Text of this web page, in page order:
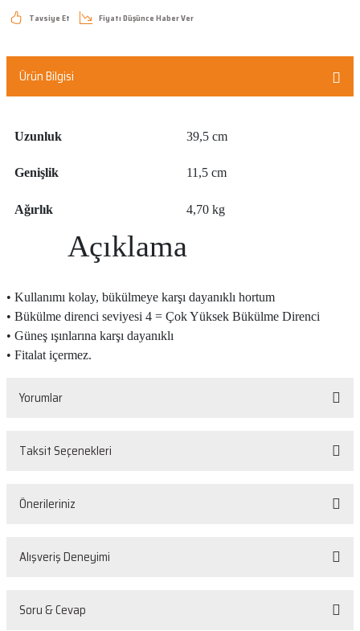
Tavsiye Et
Fiyatı Düşünce Haber Ver
Ürün Bilgisi
Uzunluk 39,5 cm
Genişlik 11,5 cm
Ağırlık 4,70 kg
Açıklama
• Kullanımı kolay, bükülmeye karşı dayanıklı hortum
• Bükülme direnci seviyesi 4 = Çok Yüksek Bükülme Direnci
• Güneş ışınlarına karşı dayanıklı
• Fitalat içermez.
Yorumlar
Taksit Seçenekleri
Önerileriniz
Bu ürünün fiyat bilgisi, resim, ürün açıklamalarında ve diğer konularda
Alışveriş Deneyimi
Sorunsuz
Soru & Cevap